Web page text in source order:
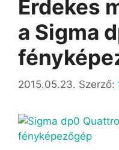
Érdekes
a Sigma
2015.05.23. Szerző: